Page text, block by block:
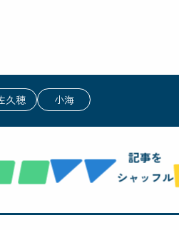
久穂 小海
記事を
シャッフル